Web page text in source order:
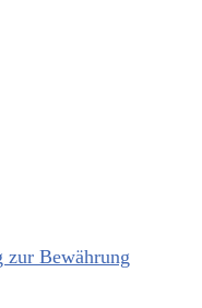
zur Bewährung